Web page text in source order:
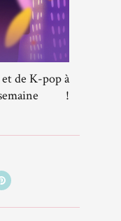
de K-pop à
!